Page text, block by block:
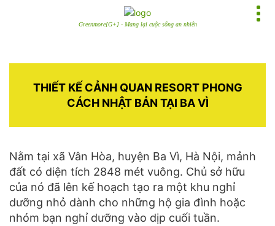
Greenmore[G+] - Mang lại cuộc sống an nhiên
THIẾT KẾ CẢNH QUAN RESORT PHONG
CÁCH NHẬT BẢN TẠI BA VÌ
Nằm tại xã Vân Hòa, huyện Ba Vì, Hà Nội, mảnh
đất có diện tích 2848 mét vuông. Chủ sở hữu
của nó đã lên kế hoạch tạo ra một khu nghỉ
dưỡng nhỏ dành cho những hộ gia đình hoặc
nhóm bạn nghỉ dưỡng vào dịp cuối tuần.